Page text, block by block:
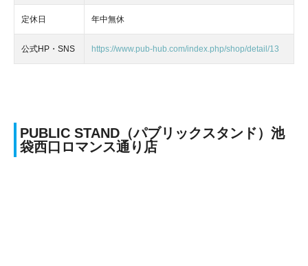
定休日 年中無休
公式HP・SNS https://www.pub-hub.com/index.php/shop/detail/13
PUBLIC STAND（パブリックスタンド）池
袋西口ロマンス通り店